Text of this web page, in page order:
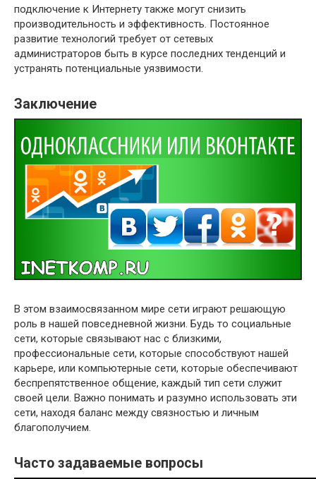
подключение к Интернету также могут снизить
производительность и эффективность. Постоянное
развитие технологий требует от сетевых
администраторов быть в курсе последних тенденций и
устранять потенциальные уязвимости.
Заключение
В этом взаимосвязанном мире сети играют решающую
роль в нашей повседневной жизни. Будь то социальные
сети, которые связывают нас с близкими,
профессиональные сети, которые способствуют нашей
карьере, или компьютерные сети, которые обеспечивают
беспрепятственное общение, каждый тип сети служит
своей цели. Важно понимать и разумно использовать эти
сети, находя баланс между связностью и личным
благополучием.
Часто задаваемые вопросы